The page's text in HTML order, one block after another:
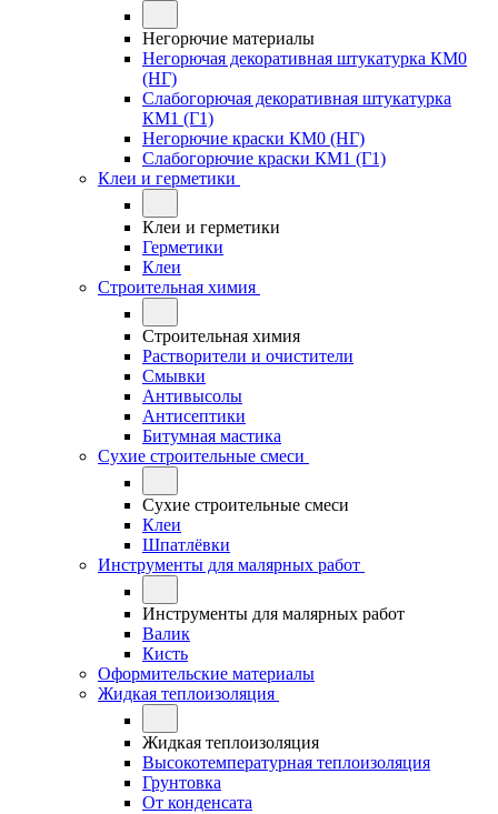
Негорючие материалы
Негорючая декоративная штукатурка КМ0
(НГ)
Слабогорючая декоративная штукатурка
КМ1 (Г1)
Негорючие краски КМ0 (НГ)
Слабогорючие краски КМ1 (Г1)
Клеи и герметики
Клеи и герметики
Герметики
Клеи
Строительная химия
Строительная химия
Растворители и очистители
Смывки
Антивысолы
Антисептики
Битумная мастика
Сухие строительные смеси
Сухие строительные смеси
Клеи
Шпатлёвки
Инструменты для малярных работ
Инструменты для малярных работ
Валик
Кисть
Оформительские материалы
Жидкая теплоизоляция
Жидкая теплоизоляция
Высокотемпературная теплоизоляция
Грунтовка
От конденсата